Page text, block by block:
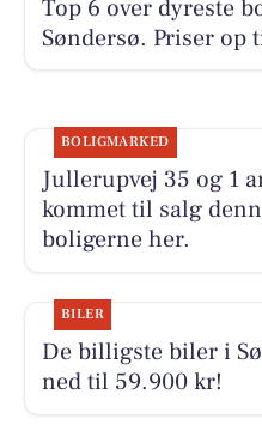
Top 6 over dyreste
Søndersø. Priser op
BOLIGMARKED
Jullerupvej 35 og 1
kommet til salg
boligerne her.
BILER
De billigste biler i
ned til 59.900 kr!